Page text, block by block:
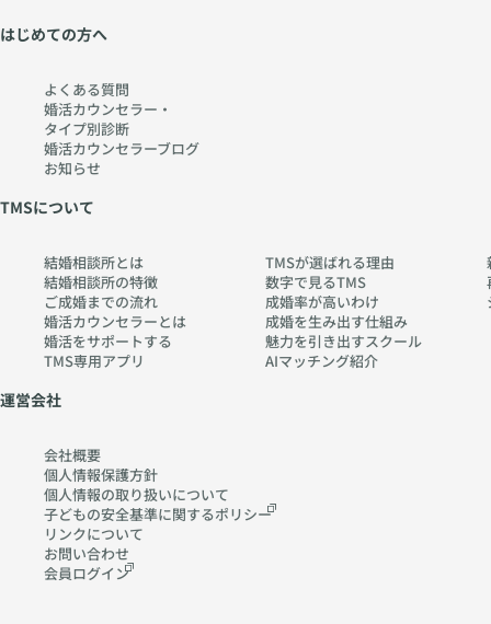
はじめての方へ
よくある質問
婚活カウンセラー・
タイプ別診断
婚活カウンセラーブログ
お知らせ
TMSについて
結婚相談所とは
結婚相談所の特徴
ご成婚までの流れ
婚活カウンセラーとは
婚活をサポートする
TMS専用アプリ
TMSが選ばれる理由
数字で見るTMS
成婚率が高いわけ
成婚を生み出す仕組み
魅力を引き出すスクール
AIマッチング紹介
運営会社
会社概要
個人情報保護方針
個人情報の取り扱いについて
子どもの安全基準に関するポリシー
リンクについて
お問い合わせ
会員ログイン